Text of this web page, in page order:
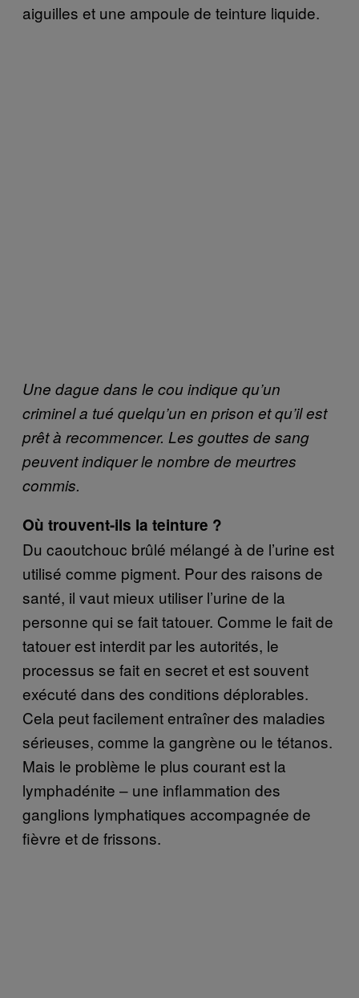
aiguilles et une ampoule de teinture liquide.
Une dague dans le cou indique qu’un
criminel a tué quelqu’un en prison et qu’il est
prêt à recommencer. Les gouttes de sang
peuvent indiquer le nombre de meurtres
commis.
Où trouvent-ils la teinture ?
Du caoutchouc brûlé mélangé à de l’urine est
utilisé comme pigment. Pour des raisons de
santé, il vaut mieux utiliser l’urine de la
personne qui se fait tatouer. Comme le fait de
tatouer est interdit par les autorités, le
processus se fait en secret et est souvent
exécuté dans des conditions déplorables.
Cela peut facilement entraîner des maladies
sérieuses, comme la gangrène ou le tétanos.
Mais le problème le plus courant est la
lymphadénite – une inflammation des
ganglions lymphatiques accompagnée de
fièvre et de frissons.